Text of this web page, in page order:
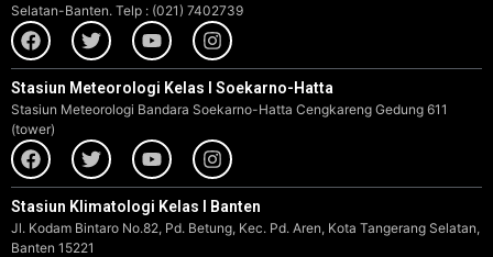
Selatan-Banten. Telp : (021) 7402739
Stasiun Meteorologi Kelas I Soekarno-Hatta
Stasiun Meteorologi Bandara Soekarno-Hatta Cengkareng Gedung 611
(tower)
Stasiun Klimatologi Kelas I Banten
Jl. Kodam Bintaro No.82, Pd. Betung, Kec. Pd. Aren, Kota Tangerang Selatan,
Banten 15221